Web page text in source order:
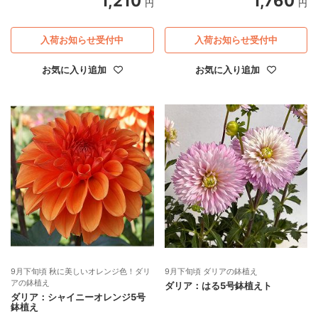
円
お気に入り追加
入荷お知らせ受付中
円
お気に入り追加
入荷お知らせ受付中
9月下旬頃 秋に美しいオレンジ色！ダリ
アの鉢植え
ダリア：シャイニーオレンジ5号
鉢植え
9月下旬頃 ダリアの鉢植え
ダリア：はる5号鉢植えト